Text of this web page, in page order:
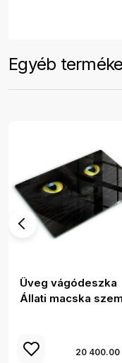
Egyéb
Üveg vágódeszka
Állati macska
20 400.00